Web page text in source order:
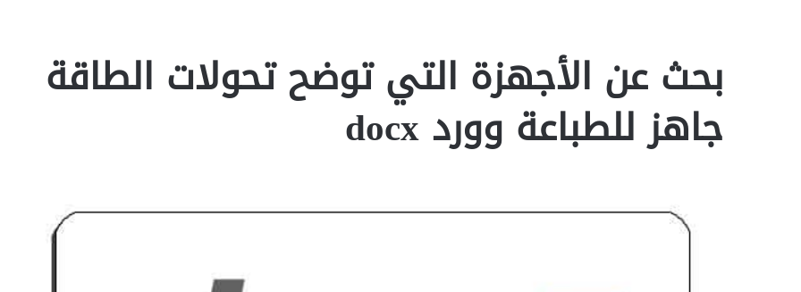
بحث عن الأجهزة التي توضح تحولات الطاقة
جاهز للطباعة وورد docx‎